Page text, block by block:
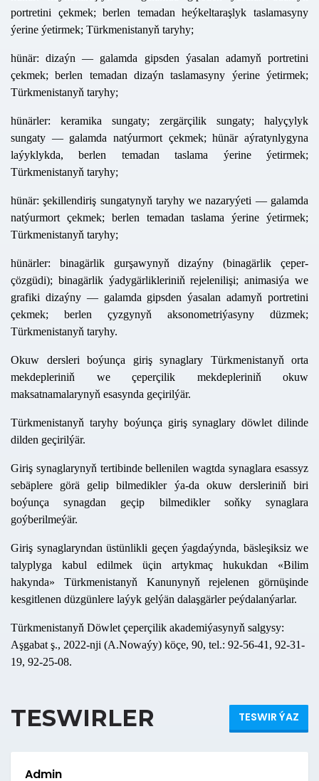
portretini çekmek; berlen temadan heýkeltaraşlyk taslamasyny
ýerine ýetirmek; Türkmenistanyň taryhy;
hünär:dizaýn— galamda gipsden ýasalan adamyň portretini
çekmek; berlen temadan dizaýn taslamasyny ýerine ýetirmek;
Türkmenistanyň taryhy;
hünärler: keramika sungaty; zergärçilik sungaty; halyçylyk
sungaty — galamda natýurmort çekmek; hünär aýratynlygyna
laýyklykda, berlen temadan taslama ýerine ýetirmek;
Türkmenistanyň taryhy;
hünär:şekillendiriş sungatynyň taryhy we nazaryýeti — galamda
natýurmort çekmek; berlen temadan taslama ýerine ýetirmek;
Türkmenistanyň taryhy;
hünärler: binagärlik gurşawynyň dizaýny (binagärlik çeper-
çözgüdi); binagärlik ýadygärlikleriniň rejelenilişi; animasiýa we
grafiki dizaýny — galamda gipsden ýasalan adamyň portretini
çekmek; berlen çyzgynyň aksonometriýasyny düzmek;
Türkmenistanyň taryhy.
Okuw dersleri boýunça giriş synaglary Türkmenistanyň orta
mekdepleriniň we çeperçilik mekdepleriniň okuw
maksatnamalarynyň esasynda geçirilýär.
Türkmenistanyň taryhy boýunça giriş synaglary döwlet dilinde
dilden geçirilýär.
Giriş synaglarynyň tertibinde bellenilen wagtda synaglara esassyz
sebäplere görä gelip bilmedikler ýa-da okuw dersleriniň biri
boýunça synagdan geçip bilmedikler soňky synaglara
goýberilmeýär.
Giriş synaglaryndan üstünlikli geçen ýagdaýynda, bäsleşiksiz we
talyplyga kabul edilmek üçin artykmaç hukukdan «Bilim
hakynda» Türkmenistanyň Kanunynyň rejelenen görnüşinde
kesgitlenen düzgünlere laýyk gelýän dalaşgärler peýdalanýarlar.
Türkmenistanyň Döwlet çeperçilik akademiýasynyň salgysy:
Aşgabat ş., 2022-nji (A.Nowaýy) köçe, 90, tel.: 92-56-41, 92-31-
19, 92-25-08.
TESWIRLER TESWIR ÝAZ
Admin